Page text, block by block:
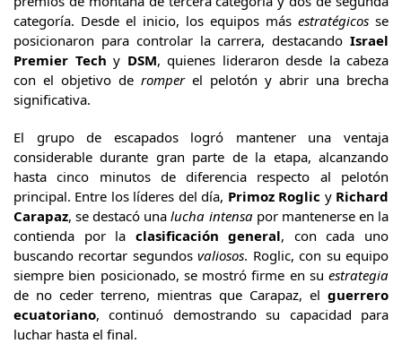
categoría. Desde el inicio, los equipos más estratégicos se
posicionaron para controlar la carrera, destacando Israel
Premier Tech y DSM, quienes lideraron desde la cabeza
con el objetivo de romperel pelotón y abrir una brecha
significativa.
El grupo de escapados logró mantener una ventaja
considerable durante gran parte de la etapa, alcanzando
hasta cinco minutos de diferencia respecto al pelotón
principal. Entre los líderes del día, Primoz Roglic y Richard
Carapaz, se destacó unalucha intensapor mantenerse en la
contienda por la clasificación general, con cada uno
buscando recortar segundosvaliosos. Roglic, con su equipo
siempre bien posicionado, se mostró firme en su estrategia
de no ceder terreno, mientras que Carapaz, el guerrero
ecuatoriano, continuó demostrando su capacidad para
luchar hasta el final.